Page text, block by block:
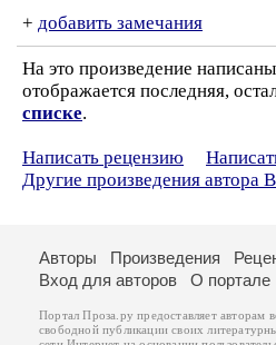
+ добавить замечания
На это произведение написаны
отображается последняя,
списке.
Написать рецензию
Другие произведения автора
Авторы Произведения
Вход для авторов
О портале
Портал Проза.ру предоставляет авторам
свободной публикации своих